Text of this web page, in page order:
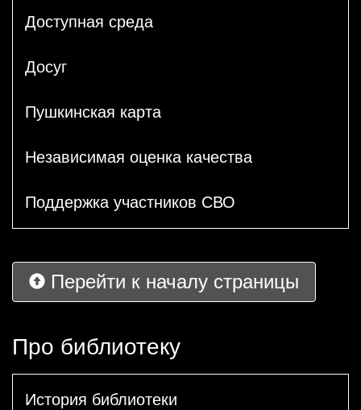
Доступная среда
Досуг
Пушкинская карта
Независимая оценка качества
Поддержка участников СВО
Перейти к началу страницы
Про библиотеку
История библиотеки